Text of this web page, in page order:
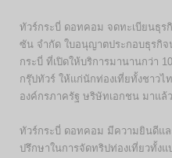
ทัวร์กระบี่ ดอทคอม จดทะเบียนธุร
ซัน จำกัด ใบอนุญาตประกอบธุรกิจ
กระบี่ ที่เปิดให้บริการมานานกว่า
กรุ๊ปทัวร์ ให้แก่นักท่องเที่ยทั้งชาวไ
องค์กรภาครัฐ ษริษัทเอกชน มาแล้
ทัวร์กระบี่ ดอทคอม มีความยินดีแ
ปรึกษาในการจัดทริปท่องเที่ยวทั้ง